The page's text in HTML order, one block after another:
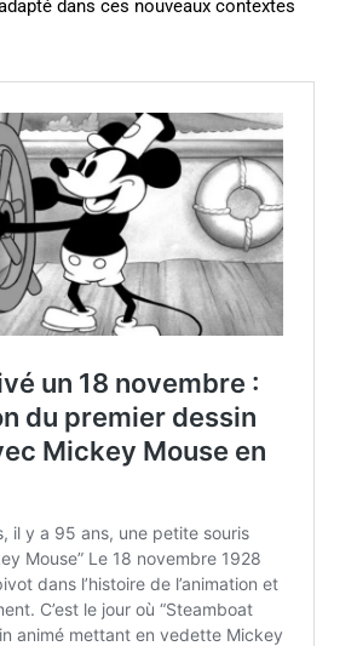
dans ces nouveaux contextes